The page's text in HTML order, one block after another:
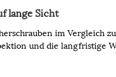
lange Sicht
im Vergleich
und die langfristige